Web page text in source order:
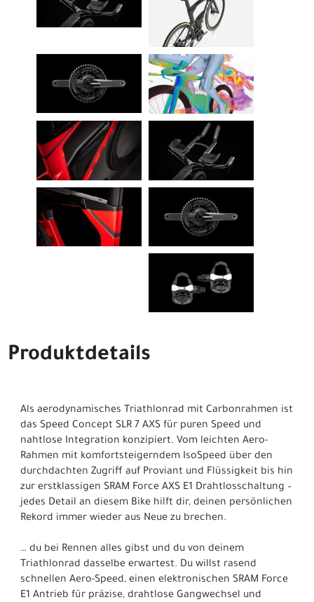
Produktdetails
Als aerodynamisches Triathlonrad mit Carbonrahmen ist
das Speed Concept SLR 7 AXS für puren Speed und
nahtlose Integration konzipiert. Vom leichten Aero-
Rahmen mit komfortsteigerndem IsoSpeed über den
durchdachten Zugriff auf Proviant und Flüssigkeit bis hin
zur erstklassigen SRAM Force AXS E1 Drahtlosschaltung –
jedes Detail an diesem Bike hilft dir, deinen persönlichen
Rekord immer wieder aus Neue zu brechen.
… du bei Rennen alles gibst und du von deinem
Triathlonrad dasselbe erwartest. Du willst rasend
schnellen Aero-Speed, einen elektronischen SRAM Force
E1 Antrieb für präzise, drahtlose Gangwechsel und